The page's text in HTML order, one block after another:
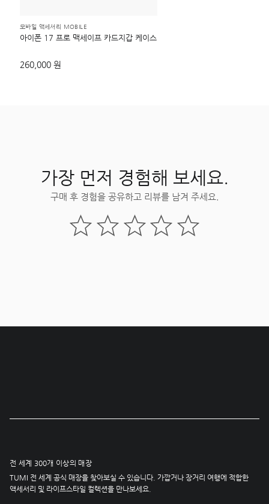
모바일 액세서리 MOBILE
아이폰 17 프로 맥세이프 카드지갑 케이스
260,000 원
가장 먼저 경험해 보세요.
구매 후 경험을 공유하고 리뷰를 남겨 주세요.
전 세계 300개 이상의 매장
TUMI 전 세계 공식 매장을 찾아보실 수 있습니다. 가깝거나 장거리 여행에 적합한
액세서리 및 라이프스타일 컬렉션을 만나보세요.